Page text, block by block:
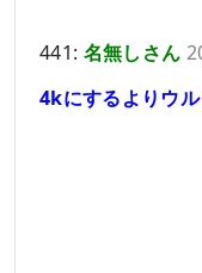
441: 名無しさん
4kにするよりウ